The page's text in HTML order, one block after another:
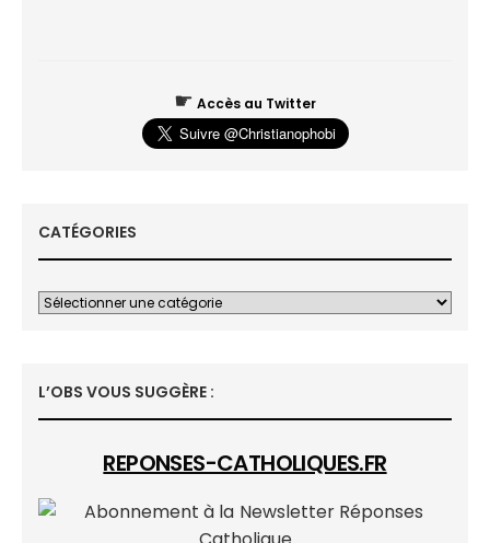
☛ Accès au Twitter
CATÉGORIES
L’OBS VOUS SUGGÈRE :
REPONSES-CATHOLIQUES.FR